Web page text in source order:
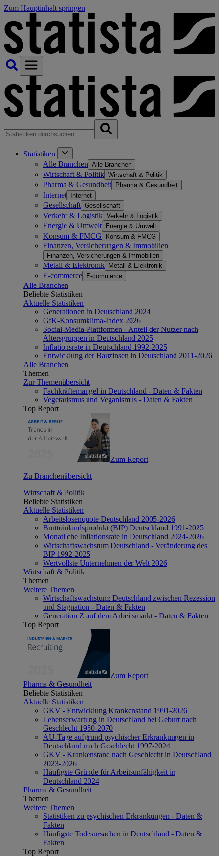
Zum Hauptinhalt springen
Statistiken
Alle Branchen Alle Branchen
Wirtschaft & Politik Wirtschaft & Politik
Pharma & Gesundheit Pharma & Gesundheit
Internet Internet
Gesellschaft Gesellschaft
Verkehr & Logistik Verkehr & Logistik
Energie & Umwelt Energie & Umwelt
Konsum & FMCG Konsum & FMCG
Finanzen, Versicherungen & Immobilien
Finanzen, Versicherungen & Immobilien
Metall & Elektronik Metall & Elektronik
E-commerce E-commerce
Alle Branchen
Beliebte Statistiken
Aktuelle Statistiken
Generationen in Deutschland 2024
GfK-Konsumklima-Index 2026
Social-Media-Plattformen - Anteil der Nutzer nach
Altersgruppen in Deutschland 2025
Inflationsrate in Deutschland 1992-2025
Entwicklung der Bauzinsen in Deutschland 2011-2026
Alle Branchen
Themen
Zur Themenübersicht
Fachkräftemangel in Deutschland - Daten & Fakten
Vegetarismus und Veganismus - Daten & Fakten
Top Report
Zum Report
Zu Branchenübersicht
Wirtschaft & Politik
Beliebte Statistiken
Aktuelle Statistiken
Arbeitslosenquote Deutschland 2005-2026
Bruttoinlandsprodukt (BIP) Deutschland 1991-2025
Monatliche Inflationsrate in Deutschland 2024-2026
Wirtschaftswachstum Deutschland - Veränderung des
BIP 1992-2025
Wertvollste Unternehmen der Welt 2026
Wirtschaft & Politik
Themen
Weitere Themen
Wirtschaftswachstum: Deutschland zwischen Rezession
und Stagnation - Daten & Fakten
Generation Z auf dem Arbeitsmarkt - Daten & Fakten
Top Report
Zum Report
Pharma & Gesundheit
Beliebte Statistiken
Aktuelle Statistiken
GKV - Entwicklung Krankenstand 1991-2026
Lebenserwartung in Deutschland bei Geburt nach
Geschlecht 1950-2070
AU-Tage aufgrund psychischer Erkrankungen in
Deutschland nach Geschlecht 1997-2024
GKV - Krankenstand nach Geschlecht in Deutschland
2023-2026
Häufigste Gründe für Arbeitsunfähigkeit in
Deutschland 2024
Pharma & Gesundheit
Themen
Weitere Themen
Statistiken zu psychischen Erkrankungen - Daten &
Fakten
Häufigste Todesursachen in Deutschland - Daten &
Fakten
Top Report